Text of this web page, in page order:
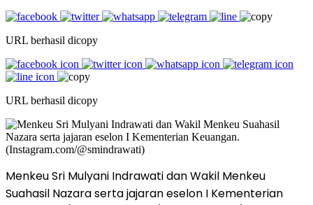
URL berhasil dicopy
URL berhasil dicopy
Menkeu Sri Mulyani Indrawati dan Wakil Menkeu
Suahasil Nazara serta jajaran eselon I Kementerian